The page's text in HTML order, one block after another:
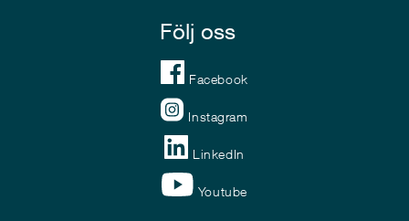
Följ oss
Facebook
Instagram
LinkedIn
Youtube